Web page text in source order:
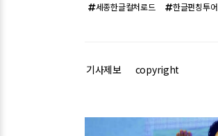
세종한글컬처로드 한글펀칭투어
기사제보 copyright
관련기사